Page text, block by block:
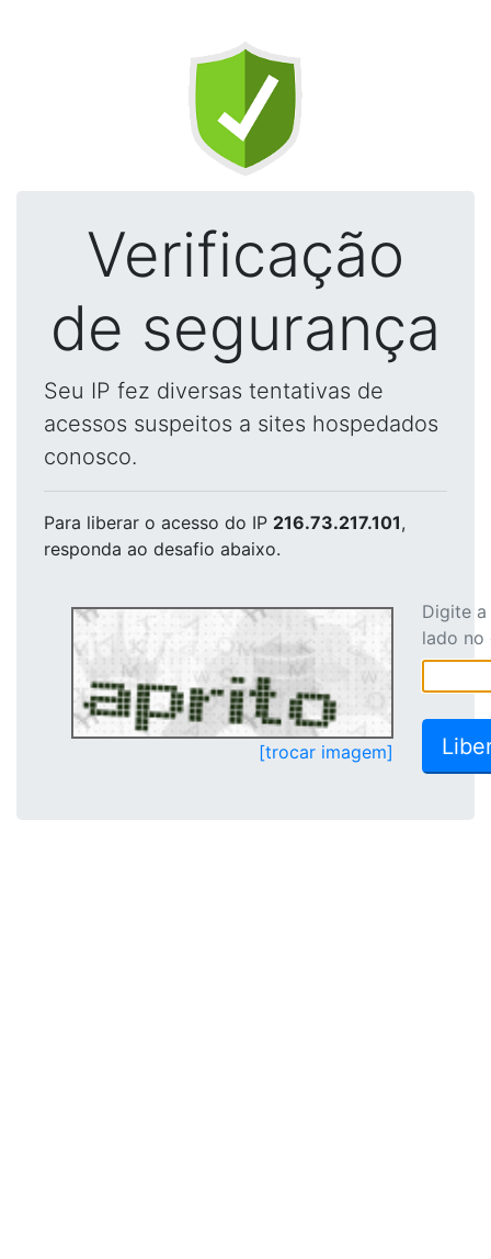
Verificação
de segurança
Seu IP fez diversas tentativas de
acessos suspeitos a sites hospedados
conosco.
Para liberar o acesso do IP 216.73.217.101,
responda ao desafio abaixo.
[trocar imagem]
Digite
lado no